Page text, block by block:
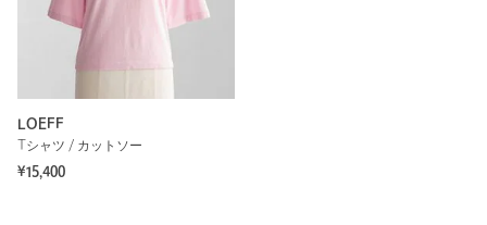
LOEFF
Tシャツ / カットソー
¥15,400